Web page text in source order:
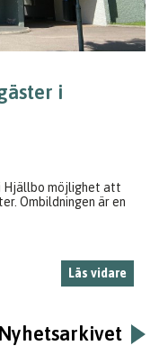
i
Hjällbo möjlighet att
Ombildningen är en
Läs vidare